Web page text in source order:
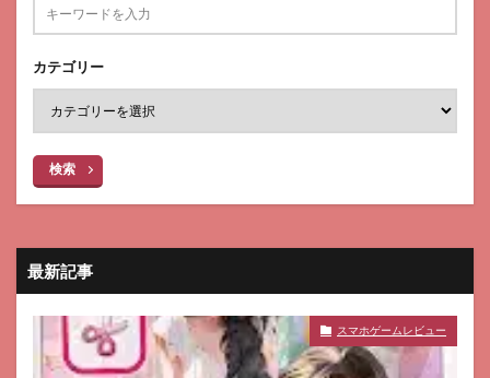
カテゴリー
検索
最新記事
スマホゲームレビュー